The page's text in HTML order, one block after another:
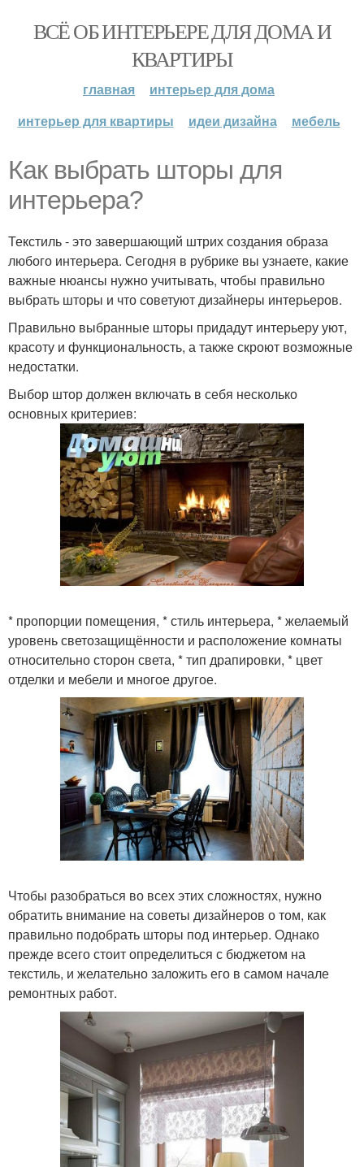
ВСЁ ОБ ИНТЕРЬЕРЕ ДЛЯ ДОМА И
КВАРТИРЫ
главная
интерьер для дома
интерьер для квартиры
идеи дизайна мебель
Как выбрать шторы для
интерьера?
Текстиль - это завершающий штрих создания образа
любого интерьера. Сегодня в рубрике вы узнаете, какие
важные нюансы нужно учитывать, чтобы правильно
выбрать шторы и что советуют дизайнеры интерьеров.
Правильно выбранные шторы придадут интерьеру уют,
красоту и функциональность, а также скроют возможные
недостатки.
Выбор штор должен включать в себя несколько
основных критериев:
* пропорции помещения, * стиль интерьера, * желаемый
уровень светозащищённости и расположение комнаты
относительно сторон света, * тип драпировки, * цвет
отделки и мебели и многое другое.
Чтобы разобраться во всех этих сложностях, нужно
обратить внимание на советы дизайнеров о том, как
правильно подобрать шторы под интерьер. Однако
прежде всего стоит определиться с бюджетом на
текстиль, и желательно заложить его в самом начале
ремонтных работ.